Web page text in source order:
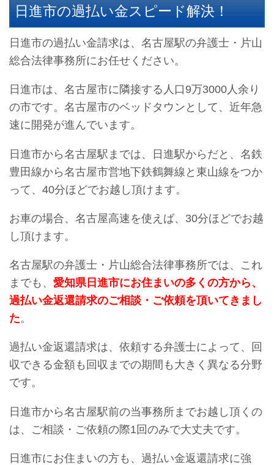
日進市の過払い金スピード解決！
日進市の過払い金請求は、名古屋駅の弁護士・片山
総合法律事務所にお任せください。
日進市は、名古屋市に隣接する人口9万3000人余り
の市です。名古屋市のベッドタウンとして、近年急
速に開発が進んでいます。
日進市から名古屋駅までは、日進駅からだと、名鉄
豊田線から名古屋市営地下鉄鶴舞線と東山線をつか
って、40分ほどでお越し頂けます。
お車の場合、名古屋高速を使えば、30分ほどでお越
し頂けます。
名古屋駅の弁護士・片山総合法律事務所では、これ
までも、 愛知県日進市にお住まいの多くの方から、
過払い金返還請求のご相談・ご依頼を頂いてきまし
た。
過払い金返還請求は、依頼する弁護士によって、回
収できる金額も回収までの期間も大きく異なる分野
です。
日進市から名古屋駅前の当事務所までお越し頂くの
は、ご相談・ご依頼の際1回のみで大丈夫です。
日進市にお住まいの方も、過払い金返還請求に強